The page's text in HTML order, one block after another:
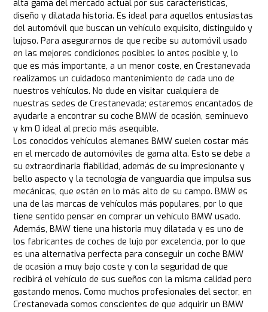
alta gama del mercado actual por sus características,
diseño y dilatada historia. Es ideal para aquellos entusiastas
del automóvil que buscan un vehículo exquisito, distinguido y
lujoso. Para asegurarnos de que recibe su automóvil usado
en las mejores condiciones posibles lo antes posible y, lo
que es más importante, a un menor coste, en Crestanevada
realizamos un cuidadoso mantenimiento de cada uno de
nuestros vehículos. No dude en visitar cualquiera de
nuestras sedes de Crestanevada; estaremos encantados de
ayudarle a encontrar su coche BMW de ocasión, seminuevo
y km 0 ideal al precio más asequible.
Los conocidos vehículos alemanes BMW suelen costar más
en el mercado de automóviles de gama alta. Esto se debe a
su extraordinaria fiabilidad, además de su impresionante y
bello aspecto y la tecnología de vanguardia que impulsa sus
mecánicas, que están en lo más alto de su campo. BMW es
una de las marcas de vehículos más populares, por lo que
tiene sentido pensar en comprar un vehículo BMW usado.
Además, BMW tiene una historia muy dilatada y es uno de
los fabricantes de coches de lujo por excelencia, por lo que
es una alternativa perfecta para conseguir un coche BMW
de ocasión a muy bajo coste y con la seguridad de que
recibirá el vehículo de sus sueños con la misma calidad pero
gastando menos. Como muchos profesionales del sector, en
Crestanevada somos conscientes de que adquirir un BMW